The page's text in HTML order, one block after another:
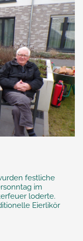
festliche
im
loderte.
Eierlikör